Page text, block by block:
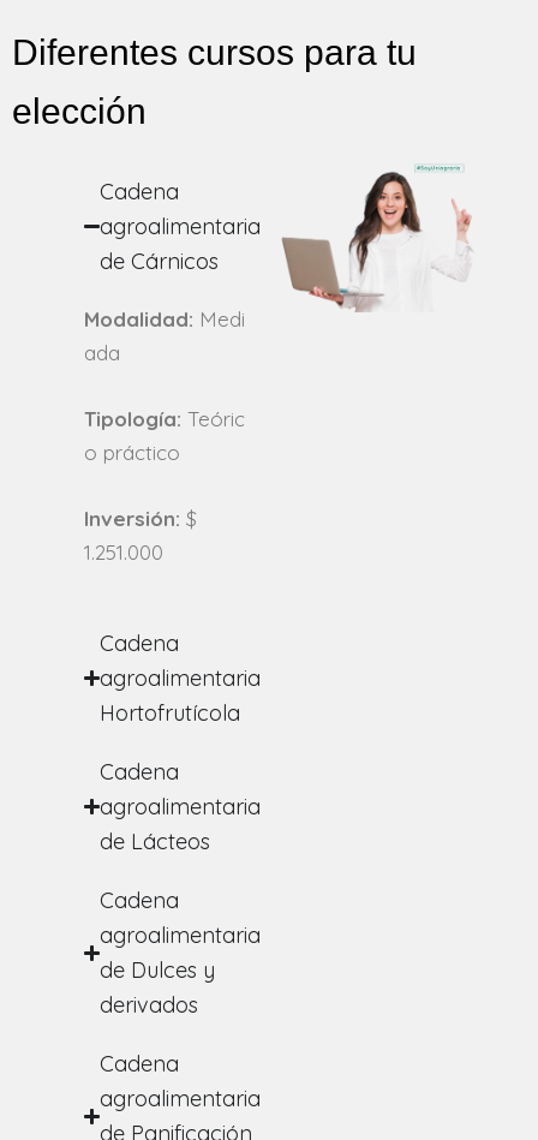
Diferentes cursos para tu
elección
Cadena
agroalimentaria
de Cárnicos
Modalidad: Medi
ada
Tipología: Teóric
o práctico
Inversión: $
1.251.000
Cadena
agroalimentaria
Hortofrutícola
Cadena
agroalimentaria
de Lácteos
Cadena
agroalimentaria
de Dulces y
derivados
Cadena
agroalimentaria
de Panificación